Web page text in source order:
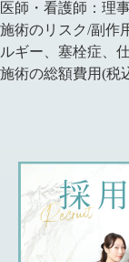
医師・看護師： 理
施術のリスク/副作
ルギー、塞栓症、
施術の総額費用(税